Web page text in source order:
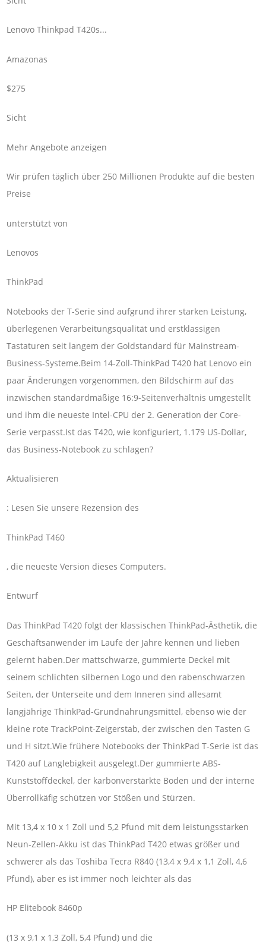
Lenovo Thinkpad T420s...
Amazonas
$275
Sicht
Mehr Angebote anzeigen
Wir prüfen täglich über 250 Millionen Produkte auf die besten
Preise
unterstützt von
Lenovos
ThinkPad
Notebooks der T-Serie sind aufgrund ihrer starken Leistung,
überlegenen Verarbeitungsqualität und erstklassigen
Tastaturen seit langem der Goldstandard für Mainstream-
Business-Systeme.Beim 14-Zoll-ThinkPad T420 hat Lenovo ein
paar Änderungen vorgenommen, den Bildschirm auf das
inzwischen standardmäßige 16:9-Seitenverhältnis umgestellt
und ihm die neueste Intel-CPU der 2. Generation der Core-
Serie verpasst.Ist das T420, wie konfiguriert, 1.179 US-Dollar,
das Business-Notebook zu schlagen?
Aktualisieren
: Lesen Sie unsere Rezension des
ThinkPad T460
, die neueste Version dieses Computers.
Entwurf
Das ThinkPad T420 folgt der klassischen ThinkPad-Ästhetik, die
Geschäftsanwender im Laufe der Jahre kennen und lieben
gelernt haben.Der mattschwarze, gummierte Deckel mit
seinem schlichten silbernen Logo und den rabenschwarzen
Seiten, der Unterseite und dem Inneren sind allesamt
langjährige ThinkPad-Grundnahrungsmittel, ebenso wie der
kleine rote TrackPoint-Zeigerstab, der zwischen den Tasten G
und H sitzt.Wie frühere Notebooks der ThinkPad T-Serie ist das
T420 auf Langlebigkeit ausgelegt.Der gummierte ABS-
Kunststoffdeckel, der karbonverstärkte Boden und der interne
Überrollkäfig schützen vor Stößen und Stürzen.
Mit 13,4 x 10 x 1 Zoll und 5,2 Pfund mit dem leistungsstarken
Neun-Zellen-Akku ist das ThinkPad T420 etwas größer und
schwerer als das Toshiba Tecra R840 (13,4 x 9,4 x 1,1 Zoll, 4,6
Pfund), aber es ist immer noch leichter als das
HP Elitebook 8460p
(13 x 9,1 x 1,3 Zoll, 5,4 Pfund) und die